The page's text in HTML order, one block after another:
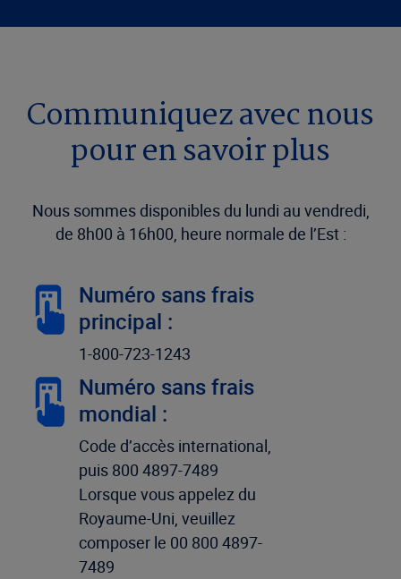
Communiquez avec nous
pour en savoir plus
Nous sommes disponibles du lundi au vendredi,
de 8h00 à 16h00, heure normale de l’Est :
Numéro sans frais
principal :
1-800-723-1243
Numéro sans frais
mondial :
Code d’accès international,
puis 800 4897-7489
Lorsque vous appelez du
Royaume-Uni, veuillez
composer le 00 800 4897-
7489